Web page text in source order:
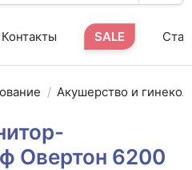
Контакты SALE
Акушерство и
Овертон 6200